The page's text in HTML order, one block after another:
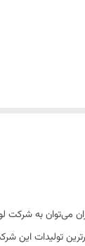
می‌توان به شرکت